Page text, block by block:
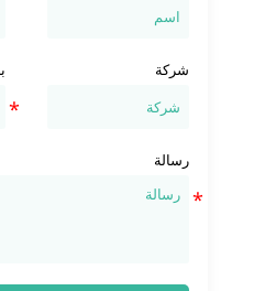
شركة
رسالة